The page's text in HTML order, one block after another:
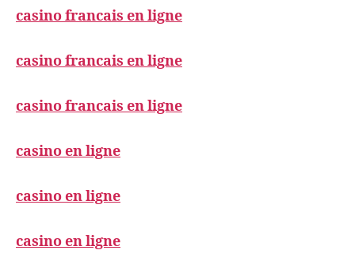
casino francais en ligne
casino francais en ligne
casino francais en ligne
casino en ligne
casino en ligne
casino en ligne